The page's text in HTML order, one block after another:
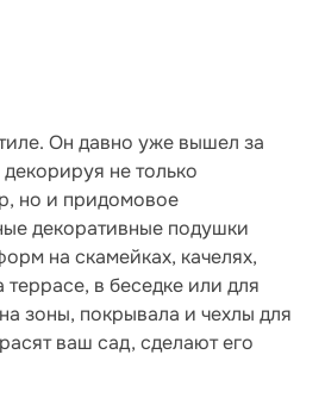
Он давно уже вышел за
не только
но и придомовое
декоративные подушки
на скамейках, качелях,
в беседке или для
зоны, покрывала и чехлы для
ваш сад, сделают его